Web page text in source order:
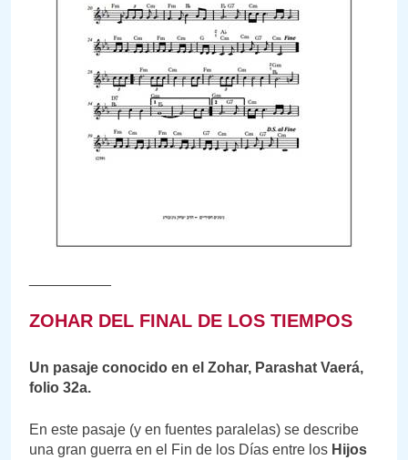
ZOHAR DEL FINAL DE LOS TIEMPOS
Un pasaje conocido en el Zohar, Parashat Vaerá,
folio 32a.
En este pasaje (y en fuentes paralelas) se describe
una gran guerra en el Fin de los Días entre los Hijos